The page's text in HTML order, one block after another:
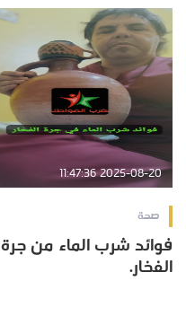
2025-08-20 11:47:36
صحة
فوائد شرب الماء من جرة
الفخار.